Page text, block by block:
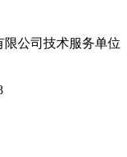
公司技术服务单位